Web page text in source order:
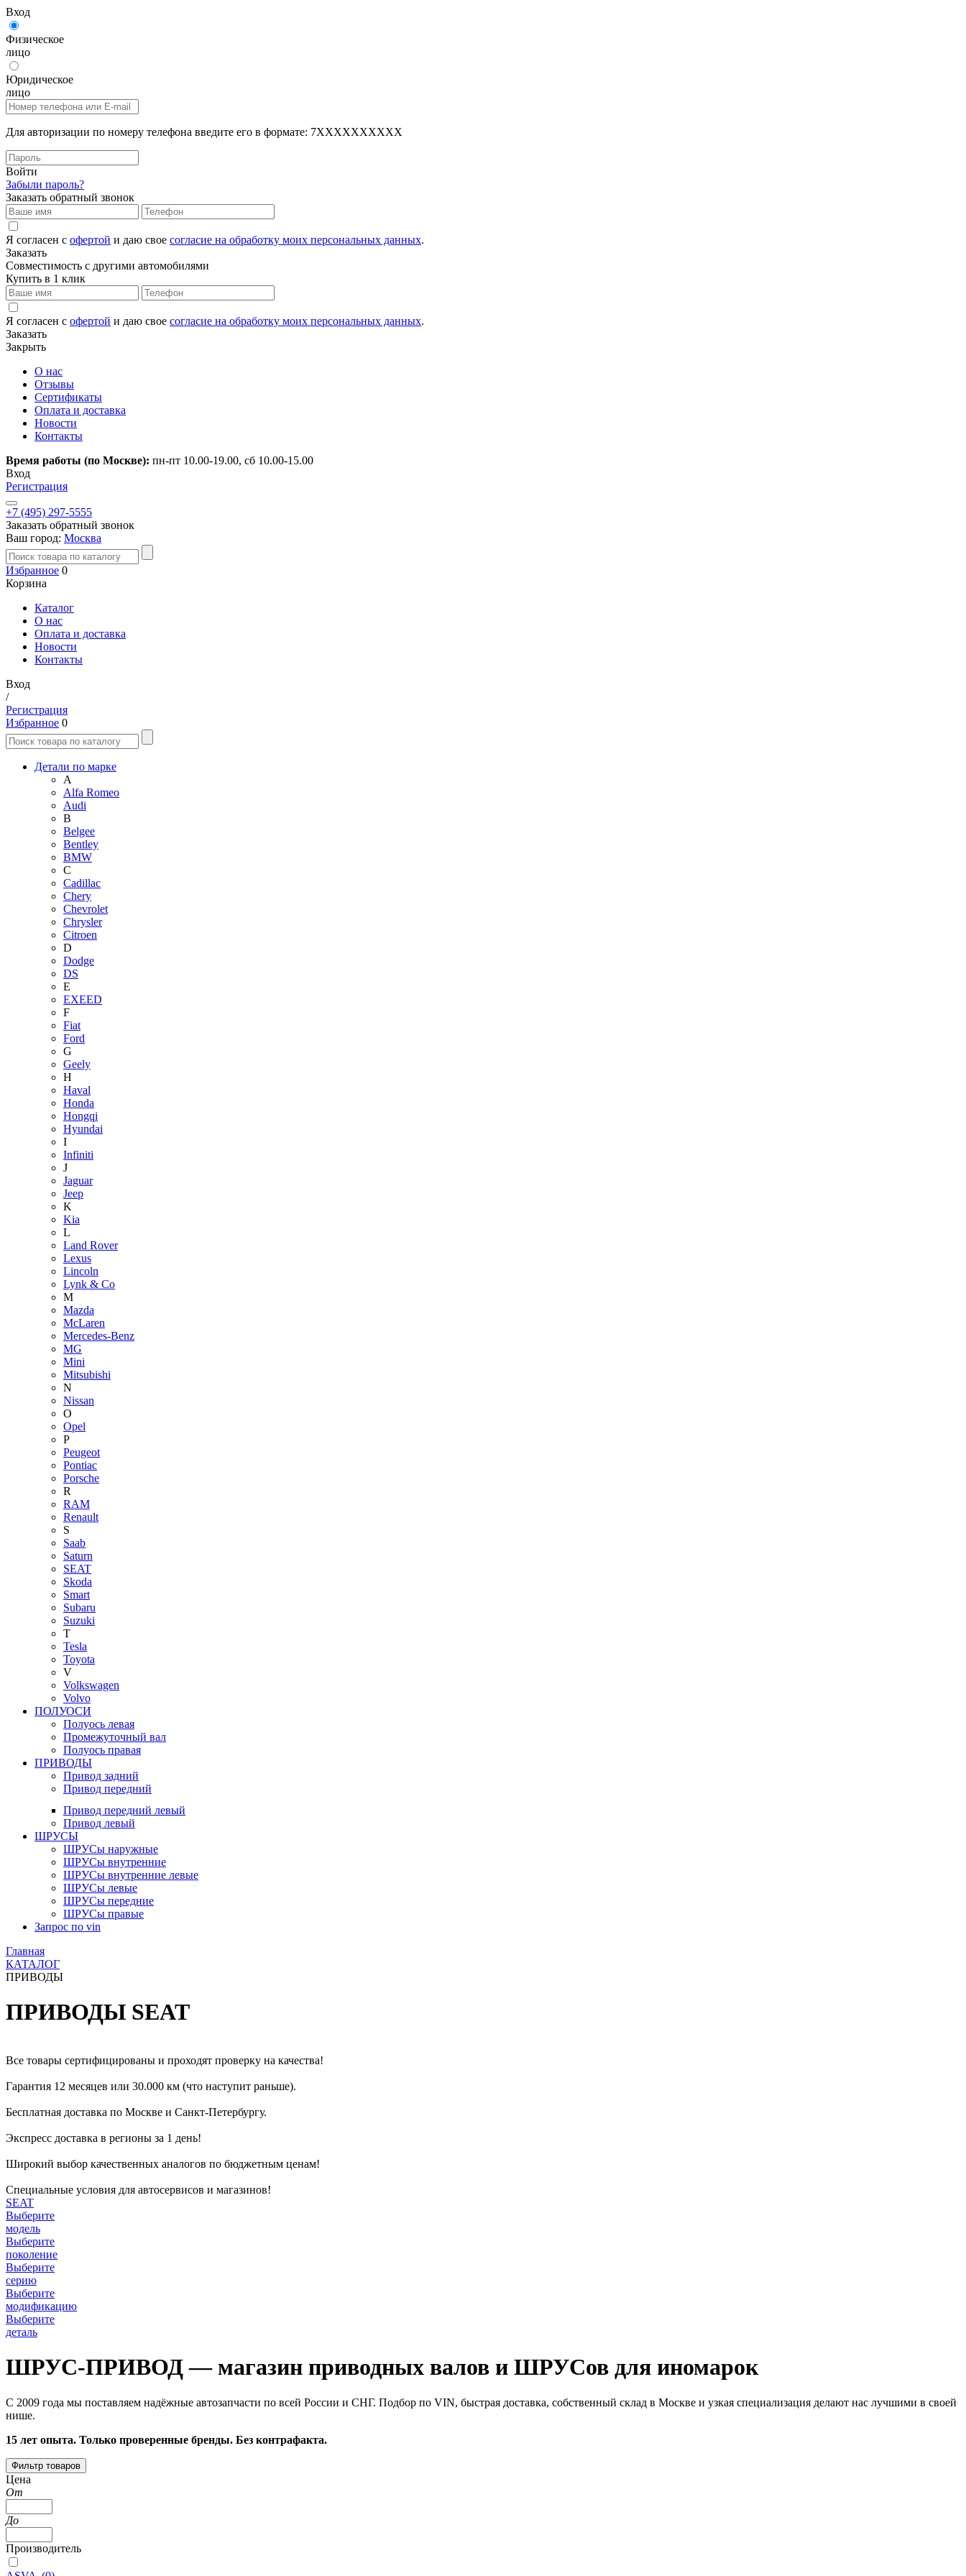
Вход
Физическое
лицо
Юридическое
лицо
Для авторизации по номеру телефона введите его в формате: 7XXXXXXXXXX
Войти
Забыли пароль?
Заказать обратный звонок
Я согласен с офертой и даю свое согласие на обработку моих персональных данных.
Заказать
Совместимость с другими автомобилями
Купить в 1 клик
Я согласен с офертой и даю свое согласие на обработку моих персональных данных.
Заказать
Закрыть
О нас
Отзывы
Сертификаты
Оплата и доставка
Новости
Контакты
Время работы (по Москве): пн-пт 10.00-19.00, сб 10.00-15.00
Вход
Регистрация
+7 (495) 297-5555
Заказать обратный звонок
Ваш город: Москва
Избранное 0
Корзина
Каталог
О нас
Оплата и доставка
Новости
Контакты
Вход
/
Регистрация
Избранное 0
Детали по марке
A
Alfa Romeo
Audi
B
Belgee
Bentley
BMW
C
Cadillac
Chery
Chevrolet
Chrysler
Citroen
D
Dodge
DS
E
EXEED
F
Fiat
Ford
G
Geely
H
Haval
Honda
Hongqi
Hyundai
I
Infiniti
J
Jaguar
Jeep
K
Kia
L
Land Rover
Lexus
Lincoln
Lynk & Co
M
Mazda
McLaren
Mercedes-Benz
MG
Mini
Mitsubishi
N
Nissan
O
Opel
P
Peugeot
Pontiac
Porsche
R
RAM
Renault
S
Saab
Saturn
SEAT
Skoda
Smart
Subaru
Suzuki
T
Tesla
Toyota
V
Volkswagen
Volvo
ПОЛУОСИ
Полуось левая
Промежуточный вал
Полуось правая
ПРИВОДЫ
Привод задний
Привод передний
Привод передний левый
Привод левый
ШРУСЫ
ШРУСы наружные
ШРУСы внутренние
ШРУСы внутренние левые
ШРУСы левые
ШРУСы передние
ШРУСы правые
Запрос по vin
Главная
КАТАЛОГ
ПРИВОДЫ
ПРИВОДЫ SEAT
Все товары сертифицированы и проходят проверку на качества!
Гарантия 12 месяцев или 30.000 км (что наступит раньше).
Бесплатная доставка по Москве и Санкт-Петербургу.
Экспресс доставка в регионы за 1 день!
Широкий выбор качественных аналогов по бюджетным ценам!
Специальные условия для автосервисов и магазинов!
SEAT
Выберите
модель
Выберите
поколение
Выберите
серию
Выберите
модификацию
Выберите
деталь
ШРУС-ПРИВОД — магазин приводных валов и ШРУСов для иномарок
С 2009 года мы поставляем надёжные автозапчасти по всей России и СНГ. Подбор по VIN, быстрая доставка, собственный склад в Москве и узкая специализация делают нас лучшими в своей
нише.
15 лет опыта. Только проверенные бренды. Без контрафакта.
Фильтр товаров
Цена
От
До
Производитель